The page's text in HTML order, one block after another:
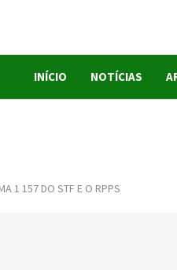
INÍCIO NOTÍCIAS
1 157 DO STF E O RPPS